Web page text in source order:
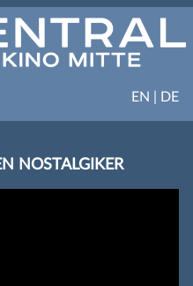
EN | DE
NOSTALGIKER